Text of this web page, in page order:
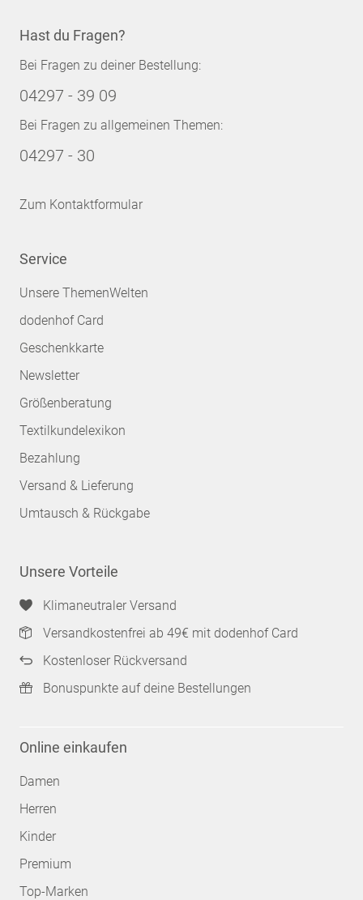
Hast du Fragen?
Bei Fragen zu deiner Bestellung:
04297 - 39 09
Bei Fragen zu allgemeinen Themen:
04297 - 30
Zum Kontaktformular
Service
Unsere ThemenWelten
dodenhof Card
Geschenkkarte
Newsletter
Größenberatung
Textilkundelexikon
Bezahlung
Versand & Lieferung
Umtausch & Rückgabe
Unsere Vorteile
Klimaneutraler Versand
Versandkostenfrei ab 49€ mit dodenhof Card
Kostenloser Rückversand
Bonuspunkte auf deine Bestellungen
Online einkaufen
Damen
Herren
Kinder
Premium
Top-Marken